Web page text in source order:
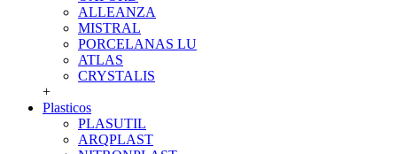
ALLEANZA
MISTRAL
PORCELANAS LU
ATLAS
CRYSTALIS
+
Plasticos
PLASUTIL
ARQPLAST